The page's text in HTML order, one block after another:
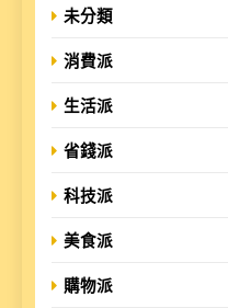
未分類
消費派
生活派
省錢派
科技派
美食派
購物派